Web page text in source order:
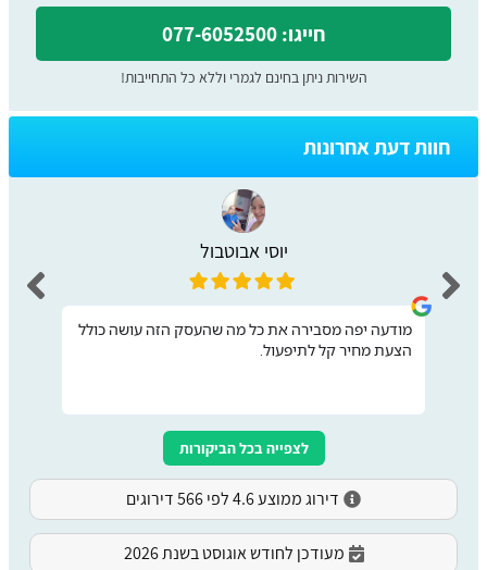
חייגו: 077-6052500
השירות ניתן בחינם לגמרי וללא כל התחייבות!
חוות דעת אחרונות
יוסי אבוטבול
מודעה יפה מסבירה את כל מה שהעסק הזה עושה כולל
הצעת מחיר קל לתיפעול.
לצפייה בכל הביקורות
דירוג ממוצע 4.6 לפי 566 דירוגים
מעודכן לחודש אוגוסט בשנת 2026